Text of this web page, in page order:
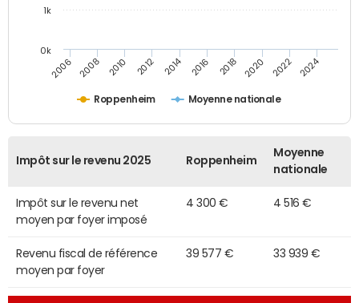
Roppenheim Moyenne nationale
2006 2008 2010 2012 2014 2016 2018 2020 2022 2024
0k
1k
Impôt sur le revenu 2025 Roppenheim
Moyenne
nationale
Impôt sur le revenu net
moyen par foyer imposé
4 300 € 4 516 €
Revenu fiscal de référence
moyen par foyer
39 577 € 33 939 €